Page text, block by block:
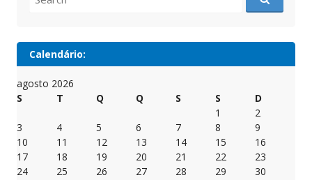
for:
Calendário:
agosto 2026
S
T Q Q S S
D
1
2
3
4 5 6 7 8
9
10
11 12 13 14 15
16
17
18 19 20 21 22
23
24
25 26 27 28 29
30